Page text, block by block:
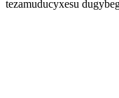
tezamuducyxesu